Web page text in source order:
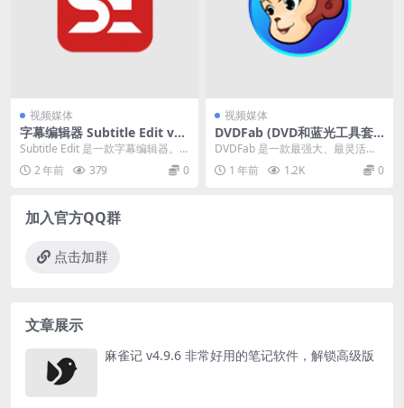
视频媒体
字幕编辑器 Subtitle Edit v4.
0.11 中文免费版
Subtitle Edit 是一款字幕编辑器。
使用此程序，您可以将字幕与视频
同步...2 年前 379 0
视频媒体
DVDFab (DVD和蓝光工具套
件) v13.0.3.8中文破解便携式
版
DVDFab 是一款最强大、最灵活的
DVD 或蓝光复制、翻录、创建和刻
录软件。...
1 年前 1.2K 0
加入官方QQ群
点击加群
文章展示
麻雀记 v4.9.6 非常好用的笔记软件，解锁高级版